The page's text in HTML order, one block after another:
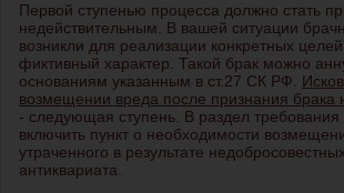
Первой ступенью процесса должно стать
недействительным. В вашей ситуации
возникли для реализации конкретных
фиктивный характер. Такой брак можно
основаниям указанным в ст.27 СК РФ.
возмещении вреда после признания брака
- следующая ступень. В раздел
включить пункт о необходимости
утраченного в результате
антиквариата.